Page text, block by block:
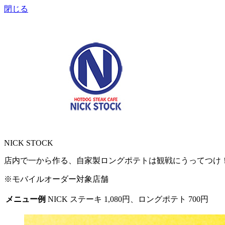
閉じる
NICK STOCK
店内で一から作る、自家製ロングポテトは観戦にうってつけ
※モバイルオーダー対象店舗
メニュー例 NICK ステーキ 1,080円、ロングポテト 700円